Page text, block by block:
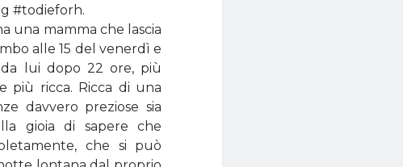
#todieforh.
una mamma che lascia
alle 15 del venerdì e
lui dopo 22 ore, più
più ricca. Ricca di una
davvero preziose sia
gioia di sapere che
che si può